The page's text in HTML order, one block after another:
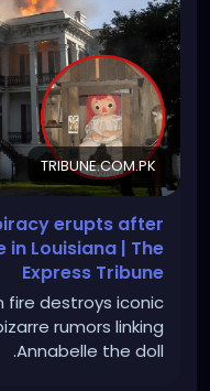
TRIBUNE.COM.PK
erupts after
Louisiana | The
Express Tribune
destroys iconic
rumors linking
Annabelle the doll.